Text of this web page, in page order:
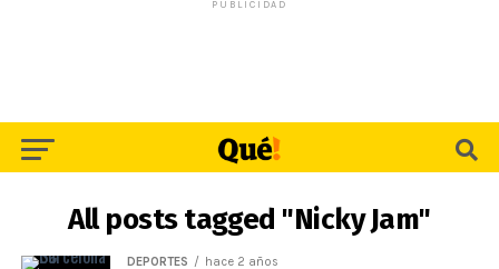
PUBLICIDAD
All posts tagged "Nicky Jam"
DEPORTES hace 2 años